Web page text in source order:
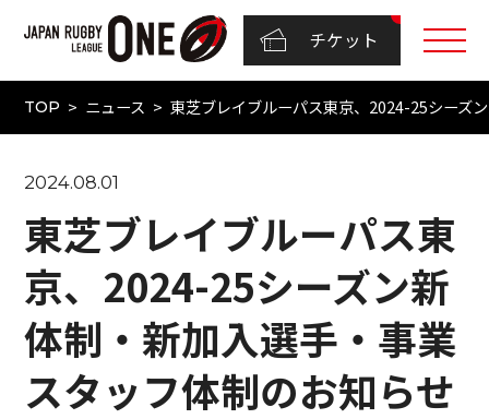
チケット
TOP ニュース 東芝ブレイブルーパス東京、2024-25シーズ
2024.08.01
東芝ブレイブルーパス東
京、2024-25シーズン新
体制・新加入選手・事業
スタッフ体制のお知らせ